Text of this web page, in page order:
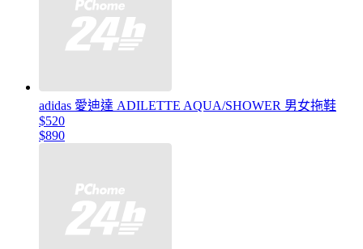
adidas 愛迪達 ADILETTE AQUA/SHOWER 男女拖鞋
$520
$890